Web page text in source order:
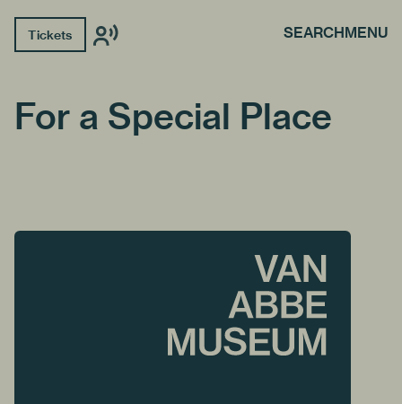
Tickets SEARCHMENU
For a Special Place